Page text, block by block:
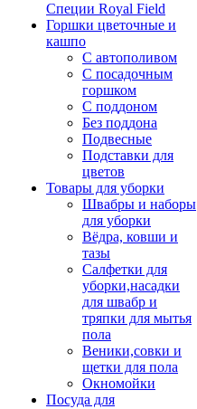
Специи Royal Field
Горшки цветочные и
кашпо
С автополивом
С посадочным
горшком
С поддоном
Без поддона
Подвесные
Подставки для
цветов
Товары для уборки
Швабры и наборы
для уборки
Вёдра, ковши и
тазы
Салфетки для
уборки,насадки
для швабр и
тряпки для мытья
пола
Веники,совки и
щетки для пола
Окномойки
Посуда для